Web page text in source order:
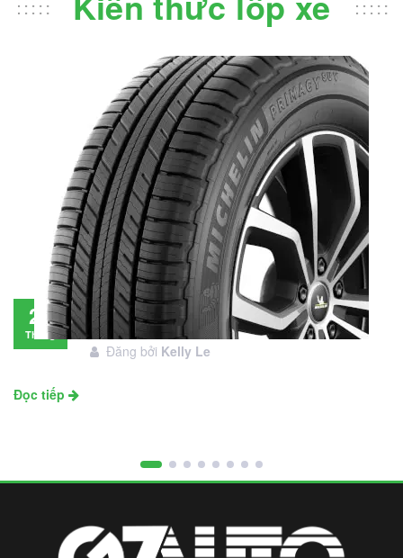
28
Tháng
Đánh giá lốp Michelin Primacy SUV: Đáng
đầu tư không?
Đăng bởi Kelly Le
Đọc tiếp